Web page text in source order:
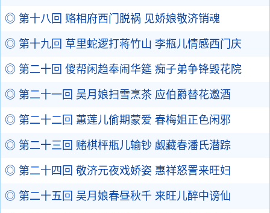
◎ 第十八回 赂相府西门脱祸 见娇娘敬济销魂
◎ 第十九回 草里蛇逻打蒋竹山 李瓶儿情感西门庆
◎ 第二十回 傻帮闲趋奉闹华筵 痴子弟争锋毁花院
◎ 第二十一回 吴月娘扫雪烹茶 应伯爵替花邀酒
◎ 第二十二回 蕙莲儿偷期蒙爱 春梅姐正色闲邪
◎ 第二十三回 赌棋枰瓶儿输钞 觑藏春潘氏潜踪
◎ 第二十四回 敬济元夜戏娇姿 惠祥怒詈来旺妇
◎ 第二十五回 吴月娘春昼秋千 来旺儿醉中谤仙